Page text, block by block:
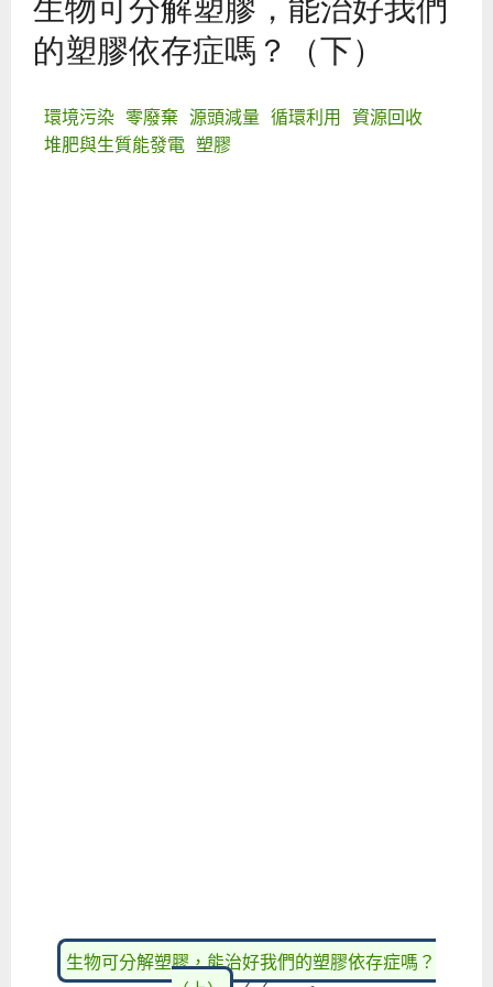
的塑膠依存症嗎？（下）
環境污染 零廢棄 源頭減量 循環利用 資源回收
堆肥與生質能發電 塑膠
生物可分解塑膠，能治好我們的塑膠依存症嗎？